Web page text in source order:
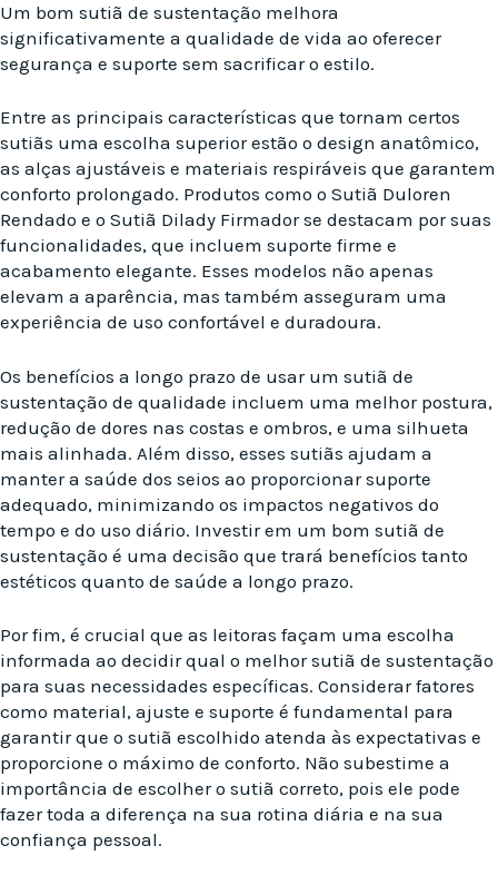
Um bom sutiã de sustentação melhora
significativamente a qualidade de vida ao oferecer
segurança e suporte sem sacrificar o estilo.
Entre as principais características que tornam certos
sutiãs uma escolha superior estão o design anatômico,
as alças ajustáveis e materiais respiráveis que garantem
conforto prolongado. Produtos como o Sutiã Duloren
Rendado e o Sutiã Dilady Firmador se destacam por suas
funcionalidades, que incluem suporte firme e
acabamento elegante. Esses modelos não apenas
elevam a aparência, mas também asseguram uma
experiência de uso confortável e duradoura.
Os benefícios a longo prazo de usar um sutiã de
sustentação de qualidade incluem uma melhor postura,
redução de dores nas costas e ombros, e uma silhueta
mais alinhada. Além disso, esses sutiãs ajudam a
manter a saúde dos seios ao proporcionar suporte
adequado, minimizando os impactos negativos do
tempo e do uso diário. Investir em um bom sutiã de
sustentação é uma decisão que trará benefícios tanto
estéticos quanto de saúde a longo prazo.
Por fim, é crucial que as leitoras façam uma escolha
informada ao decidir qual o melhor sutiã de sustentação
para suas necessidades específicas. Considerar fatores
como material, ajuste e suporte é fundamental para
garantir que o sutiã escolhido atenda às expectativas e
proporcione o máximo de conforto. Não subestime a
importância de escolher o sutiã correto, pois ele pode
fazer toda a diferença na sua rotina diária e na sua
confiança pessoal.